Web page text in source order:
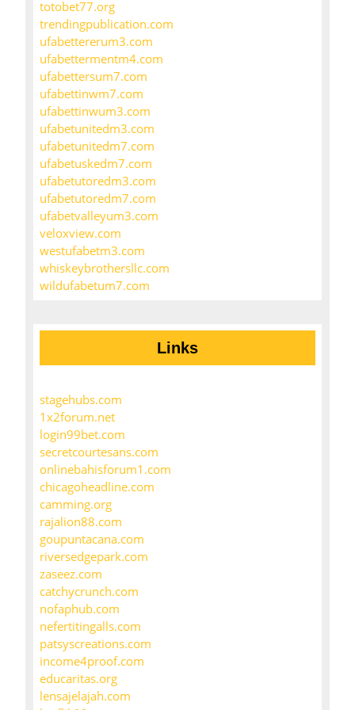
totobet77.org
trendingpublication.com
ufabettererum3.com
ufabettermentm4.com
ufabettersum7.com
ufabettinwm7.com
ufabettinwum3.com
ufabetunitedm3.com
ufabetunitedm7.com
ufabetuskedm7.com
ufabetutoredm3.com
ufabetutoredm7.com
ufabetvalleyum3.com
veloxview.com
westufabetm3.com
whiskeybrothersllc.com
wildufabetum7.com
Links
stagehubs.com
1x2forum.net
login99bet.com
secretcourtesans.com
onlinebahisforum1.com
chicagoheadline.com
camming.org
rajalion88.com
goupuntacana.com
riversedgepark.com
zaseez.com
catchycrunch.com
nofaphub.com
nefertitingalls.com
patsyscreations.com
income4proof.com
educaritas.org
lensajelajah.com